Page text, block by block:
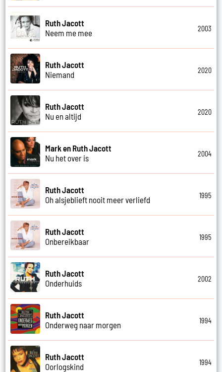
Ruth Jacott
Neem me mee
2003
Ruth Jacott
Niemand
2020
Ruth Jacott
Nu en altijd
2020
Mark en Ruth Jacott
Nu het over is
2004
Ruth Jacott
Oh alsjeblieft nooit meer verliefd
1995
Ruth Jacott
Onbereikbaar
1995
Ruth Jacott
Onderhuids
2002
Ruth Jacott
Onderweg naar morgen
1994
Ruth Jacott
Oorlogskind
1994